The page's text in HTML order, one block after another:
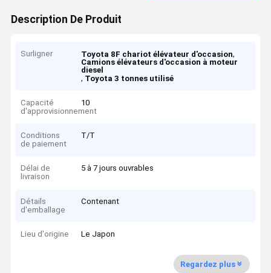
Description De Produit
Surligner Toyota 8F chariot élévateur d'occasion,
Camions élévateurs d'occasion à moteur
diesel
, Toyota 3 tonnes utilisé
Capacité
d'approvisionnement
10
Conditions
de paiement
T/T
Délai de
livraison
5 à 7 jours ouvrables
Détails
d'emballage
Contenant
Lieu d'origine Le Japon
Regardez plus